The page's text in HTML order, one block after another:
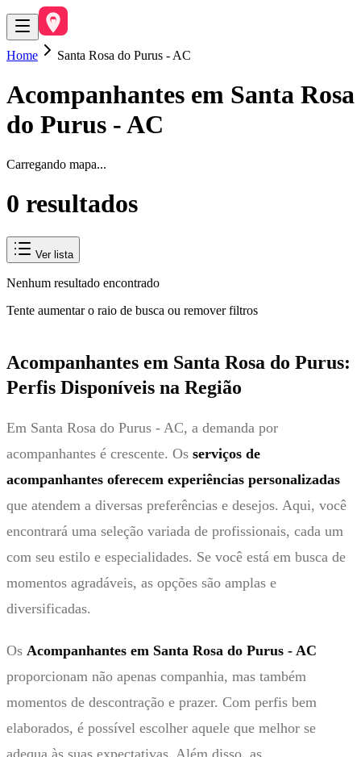
Home Santa Rosa do Purus - AC
Acompanhantes em Santa Rosa
do Purus -AC
Carregando mapa...
0 resultados
Ver lista
Nenhum resultado encontrado
Tente aumentar o raio de busca ou remover filtros
Acompanhantes em Santa Rosa do Purus:
Perfis Disponíveis na Região
Em Santa Rosa do Purus - AC, a demanda por
acompanhantes é crescente. Os serviços de
acompanhantes oferecem experiências personalizadas
que atendem a diversas preferências e desejos. Aqui, você
encontrará uma seleção variada de profissionais, cada um
com seu estilo e especialidades. Se você está em busca de
momentos agradáveis, as opções são amplas e
diversificadas.
Os Acompanhantes em Santa Rosa do Purus - AC
proporcionam não apenas companhia, mas também
momentos de descontração e prazer. Com perfis bem
elaborados, é possível escolher aquele que melhor se
adequa às suas expectativas. Além disso, as